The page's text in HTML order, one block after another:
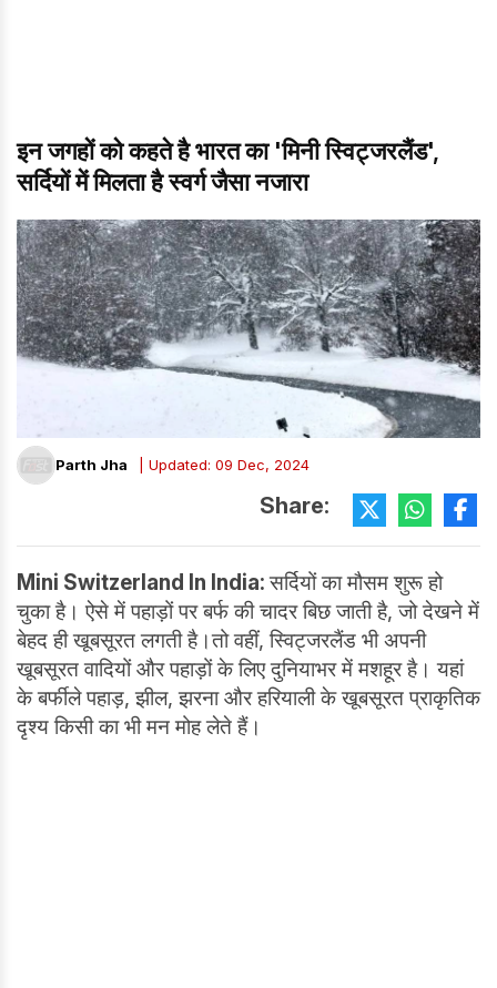
इन जगहों को कहते है भारत का 'मिनी स्विट्जरलैंड',
सर्दियों में मिलता है स्‍वर्ग जैसा नजारा
Parth Jha | Updated: 09 Dec, 2024
Share:
Mini Switzerland In India:सर्दियों का मौसम शुरू हो
चुका है। ऐसे में पहाड़ों पर बर्फ की चादर बिछ जाती है, जो देखने में
बेहद ही खूबसूरत लगती है।तो वहीं, स्विट्जरलैंड भी अपनी
खूबसूरत वादियों और पहाड़ों के लिए दुनियाभर में मशहूर है। यहां
के बर्फीले पहाड़, झील, झरना और हरियाली के खूबसूरत प्राकृतिक
दृश्य किसी का भी मन मोह लेते हैं।